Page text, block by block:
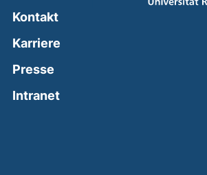
Kontakt
Karriere
Presse
Intranet(external link, opens in a